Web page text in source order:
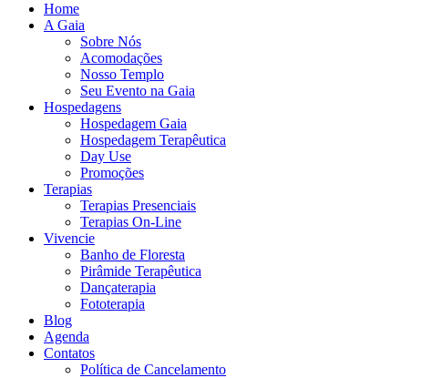
Home
A Gaia
Sobre Nós
Acomodações
Nosso Templo
Seu Evento na Gaia
Hospedagens
Hospedagem Gaia
Hospedagem Terapêutica
Day Use
Promoções
Terapias
Terapias Presenciais
Terapias On-Line
Vivencie
Banho de Floresta
Pirâmide Terapêutica
Dançaterapia
Fototerapia
Blog
Agenda
Contatos
Política de Cancelamento